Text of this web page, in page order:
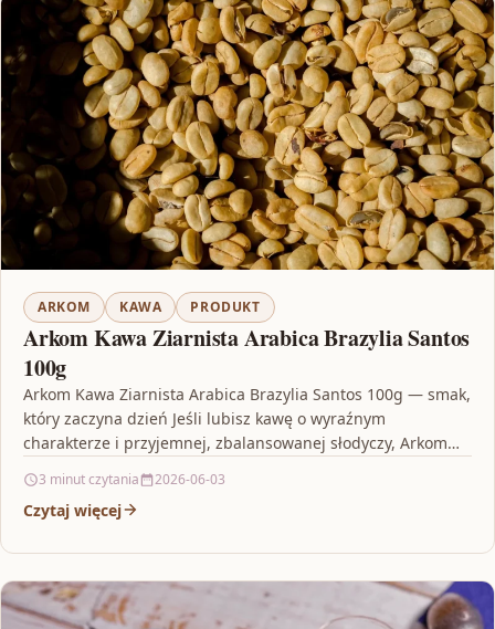
ARKOM KAWA PRODUKT
Arkom Kawa Ziarnista Arabica Brazylia Santos
100g
Arkom Kawa Ziarnista Arabica Brazylia Santos 100g — smak,
który zaczyna dzień Jeśli lubisz kawę o wyraźnym
charakterze i przyjemnej, zbalansowanej słodyczy, Arkom
3 minut czytania 2026-06-03
Czytaj więcej